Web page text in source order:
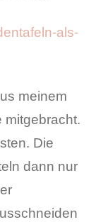
meinem
mitgebracht.
Die
dann nur